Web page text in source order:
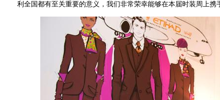
利全国都有至关重要的意义，我们非常荣幸能够在本届时装周上携